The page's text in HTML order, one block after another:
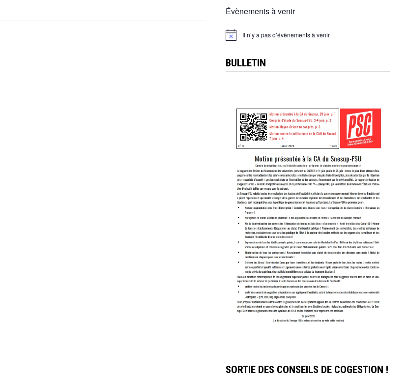
Évènements à venir
Notice Il n’y a pas d’évènements à venir.
BULLETIN
SORTIE DES CONSEILS DE COGESTION !